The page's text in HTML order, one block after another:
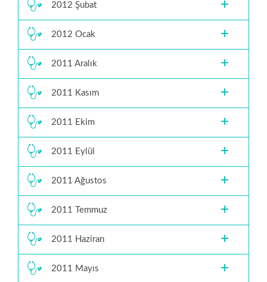
2012 Şubat
2012 Ocak
2011 Aralık
2011 Kasım
2011 Ekim
2011 Eylül
2011 Ağustos
2011 Temmuz
2011 Haziran
2011 Mayıs